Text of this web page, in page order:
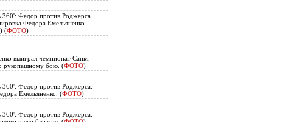
360': Федор против Роджерса.
Федора Емельяненко
(ФОТО)
выиграл чемпионат Санкт-
рукопашному бою. (ФОТО)
360': Федор против Роджерса.
Емельяненко. (ФОТО)
360': Федор против Роджерса.